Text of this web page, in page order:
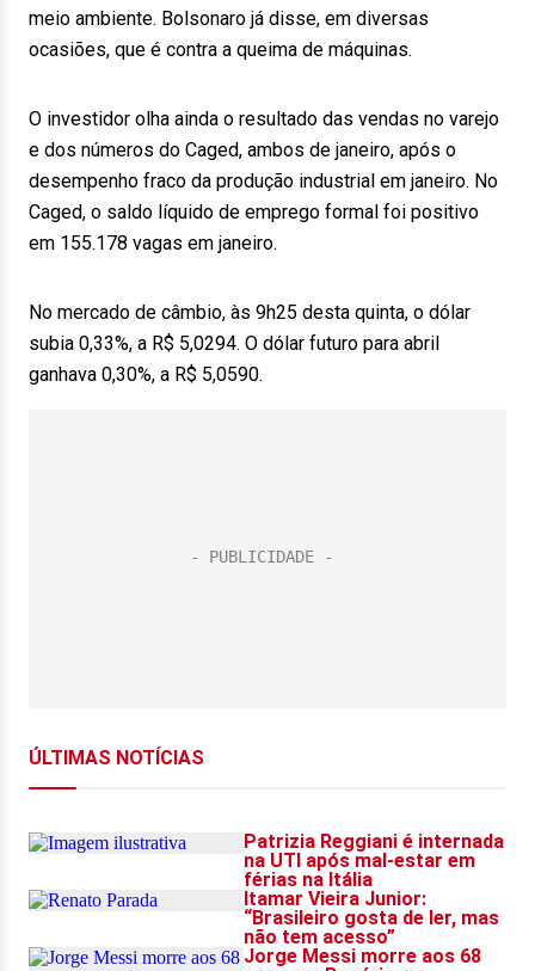
meio ambiente. Bolsonaro já disse, em diversas
ocasiões, que é contra a queima de máquinas.
O investidor olha ainda o resultado das vendas no varejo
e dos números do Caged, ambos de janeiro, após o
desempenho fraco da produção industrial em janeiro. No
Caged, o saldo líquido de emprego formal foi positivo
em 155.178 vagas em janeiro.
No mercado de câmbio, às 9h25 desta quinta, o dólar
subia 0,33%, a R$ 5,0294. O dólar futuro para abril
ganhava 0,30%, a R$ 5,0590.